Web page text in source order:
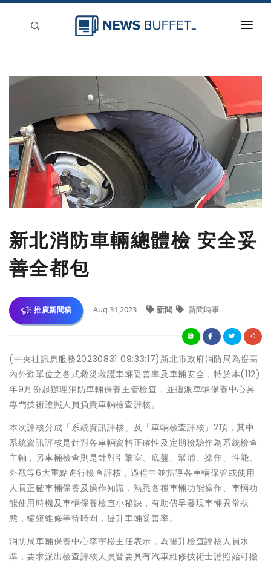
新聞稿分類
新北消防車輛總體檢 安全妥
善全都包
推廣新聞稿 Aug 31,2023 新聞 新聞時事
(中央社訊息服務20230831 09:33:17)新北市政府消防局為提高
內外勤單位之各式救災救護車輛妥善率及車輛安全，特於本(112)
年9月份起辦理消防車輛保養主管檢查，並指派車輛保養中心具
專門技術證照人員負責車輛檢查評核。
本次評核分成「系統資訊評核」及「車輛檢查評核」2項，其中
系統資訊評核是針對各車輛資料正確性及定期檢驗作為系統檢查
主軸，另車輛檢查則是針對引擎室、底盤、幫浦、操作、性能、
外觀等6大重點進行檢查評核，過程中並指導各車輛保管或使用
人員正確車輛保養及操作知識，熟悉各種車輛功能操作、車輛功
能使用時機及車輛保養檢查小秘訣，有助儘早發現車輛異常狀
態，縮短維修等待時間，提升車輛妥善率。
消防局車輛保養中心李宇松主任表示，為提升檢查評核人員水
準，要求派出檢查評核人員皆要具有汽車維修技術士證照始可擔